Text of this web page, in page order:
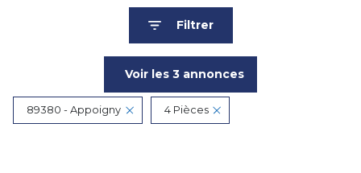
Filtrer
Voir les 3 annonces
89380 - Appoigny 4 Pièces